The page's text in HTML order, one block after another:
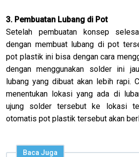
3. Pembuatan Lubang di Pot
Setelah pembuatan konsep
dengan membuat lubang di pot
pot plastik ini bisa dengan cara
dengan menggunakan solder ini
lubang yang dibuat akan lebih rapi.
menentukan lokasi yang ada di
ujung solder tersebut ke lokasi
otomatis pot plastik tersebut akan
Baca Juga